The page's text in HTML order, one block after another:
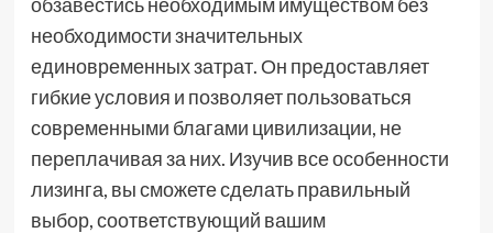
необходимости значительных
единовременных затрат. Он предоставляет
гибкие условия и позволяет пользоваться
современными благами цивилизации, не
переплачивая за них. Изучив все особенности
лизинга, вы сможете сделать правильный
выбор, соответствующий вашим